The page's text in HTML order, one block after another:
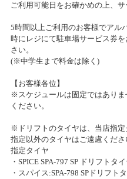
サンシャインワーフ神戸店 グラ
2018/12/05
ニコニコ感謝祭当選者様発表
2018/09/26
ホビーリサイクルショップ クル
ンいたします
2018/04/21
TamTam千葉店GWイベント開催！
2021年年末セール開催のお知
2021/11/27(土)～2021/12/31(金)
カテゴリ：セール
創業45周年感謝祭プレゼント当
2021/08/28(土)
カテゴリ：キャンペーン
創業45周年感謝祭開催のお知
2021/08/07(土)～2021/08/22(日)
カテゴリ：キャンペーン
ご利用可能日をお確かめの上、
5時間以上ご利用のお客様でアル
時にレジにて駐車場サービス券
さい。
(※中学生まで料金は除く)
【お客様各位】
※スケジュールは固定ではあり
ください。
※ドリフトのタイヤは、当店指定
指定以外のタイヤはご遠慮くださ
指定タイヤ
・SPICE SPA-797 SP ドリフトタ
・スパイス:SPA-798 SPドリフト